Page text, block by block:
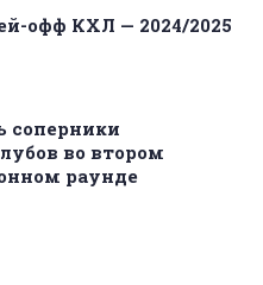
офф КХЛ — 2024/2025
соперники
во втором
раунде